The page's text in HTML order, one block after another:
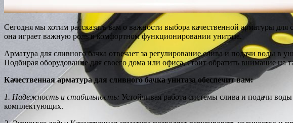
Сегодня мы хотим рассказать вам о важности выбора качественной арматуры
она играет важную роль в комфортном функционировании унитаза.
Арматура для сливного бачка отвечает за регулирование слива и подачи воды
Подбирая оборудование для своего дома или офиса, стоит обратить внимание на
Качественная арматура для сливного бачка унитаза обеспечит вам:
1. Надежность и стабильность: Устойчивая работа системы слива и подачи
комплектующих.